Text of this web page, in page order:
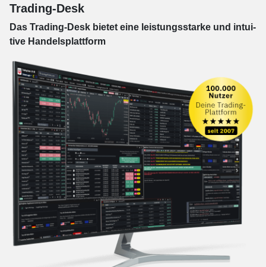
Trading-Desk
Das Trading-Desk bie­tet eine leis­tungs­star­ke und in­tui­
tive Han­dels­platt­form